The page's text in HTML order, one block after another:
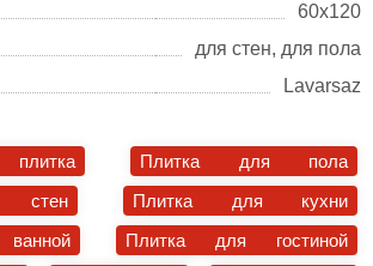
60х120
для стен, для пола
Lavarsaz
плитка
Плитка для пола
стен
Плитка для кухни
Плитка для гостиной